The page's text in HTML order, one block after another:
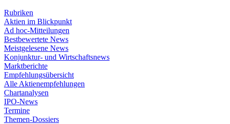
Rubriken
Aktien im Blickpunkt
Ad hoc-Mitteilungen
Bestbewertete News
Meistgelesene News
Konjunktur- und Wirtschaftsnews
Marktberichte
Empfehlungsübersicht
Alle Aktienempfehlungen
Chartanalysen
IPO-News
Termine
Themen-Dossiers